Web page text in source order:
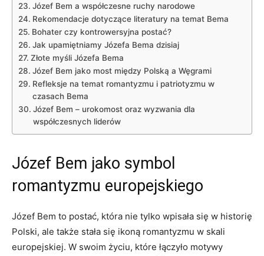
Józef ⁣Bem a współczesne ruchy​ narodowe
Rekomendacje dotyczące literatury na temat Bema
Bohater czy⁢ kontrowersyjna postać?
Jak upamiętniamy Józefa‌ Bema dzisiaj
Złote myśli Józefa Bema
Józef Bem jako most między Polską a Węgrami
Refleksje na temat romantyzmu i patriotyzmu ⁢w
czasach ⁣Bema
Józef Bem – urokomost oraz⁣ wyzwania dla
współczesnych liderów
Józef⁢ Bem ‍jako ⁣symbol
romantyzmu europejskiego
Józef Bem to​ postać, która nie tylko wpisała się w‍ historię
Polski, ale także stała się ikoną romantyzmu ‌w⁢ skali
europejskiej. W swoim życiu, które ‌łączyło motywy